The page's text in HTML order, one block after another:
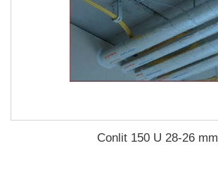
Conlit 150 U 28-26 mm